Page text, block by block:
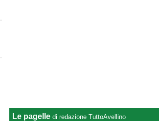
Le pagelle di redazione TuttoAvellino